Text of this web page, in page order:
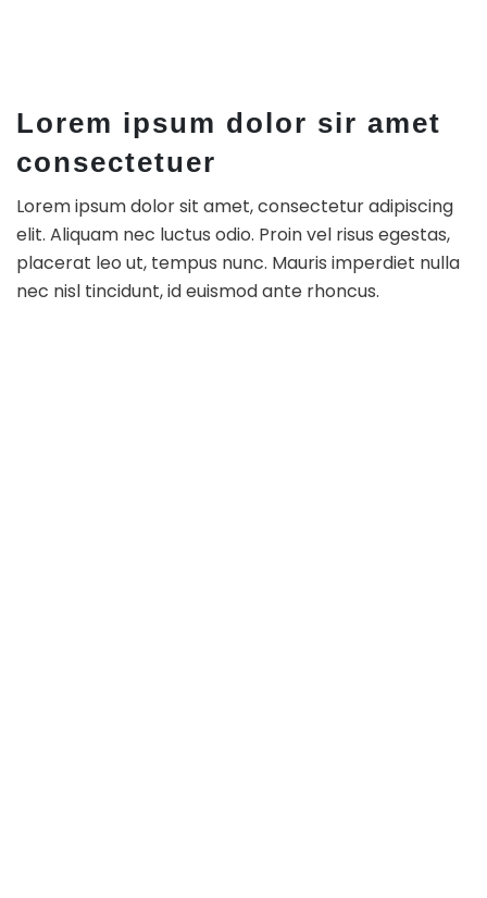
Lorem ipsum dolor sir amet
consectetuer
Lorem ipsum dolor sit amet, consectetur adipiscing
elit. Aliquam nec luctus odio. Proin vel risus egestas,
placerat leo ut, tempus nunc. Mauris imperdiet nulla
nec nisl tincidunt, id euismod ante rhoncus.